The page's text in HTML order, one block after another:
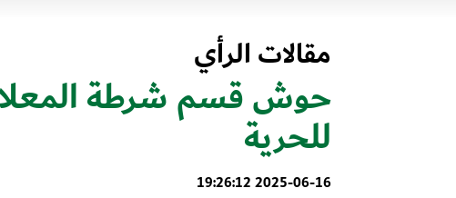
مقالات الرأي
حوش قسم شرطة
للحرية
2025-06-16 19:26:12